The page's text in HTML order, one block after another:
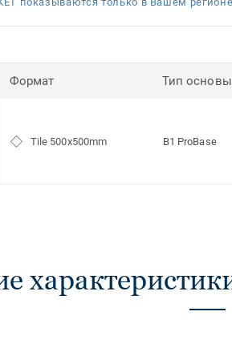
Формат Тип основы
Tile 500x500mm B1 ProBase